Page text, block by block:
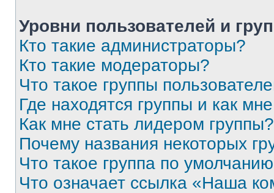
Уровни пользователей и
Кто такие администраторы?
Кто такие модераторы?
Что такое группы
Где находятся группы и как
Как мне стать лидером группы?
Почему названия некоторых
Что такое группа по
Что означает ссылка «Наша